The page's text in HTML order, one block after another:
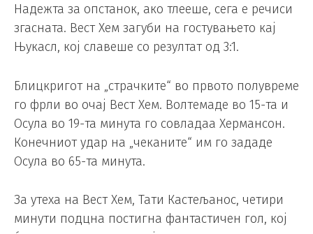
Надежта за опстанок, ако тлееше, сега е речиси
згасната. Вест Хем загуби на гостувањето кај
Њукасл, кој славеше со резултат од 3:1.
Блицкригот на „страчките“ во првото полувреме
го фрли во очај Вест Хем. Волтемаде во 15-та и
Осула во 19-та минута го совладаа Хермансон.
Конечниот удар на „чеканите“ им го зададе
Осула во 65-та минута.
За утеха на Вест Хем, Тати Кастељанос, четири
минути подцна постигна фантастичен гол, кој